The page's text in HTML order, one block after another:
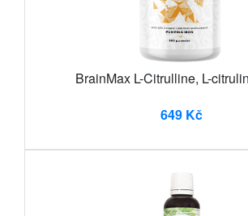
BrainMax L-Citrulline, L-
649 Kč